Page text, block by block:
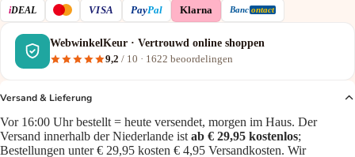
iDEAL VISA PayPal Klarna Banc ontact
WebwinkelKeur · Vertrouwd online shoppen
9,2 / 10 · 1622 beoordelingen
Versand & Lieferung
Vor 16:00 Uhr bestellt = heute versendet, morgen im Haus. Der
Versand innerhalb der Niederlande ist ab € 29,95 kostenlos;
Bestellungen unter € 29,95 kosten € 4,95 Versandkosten. Wir